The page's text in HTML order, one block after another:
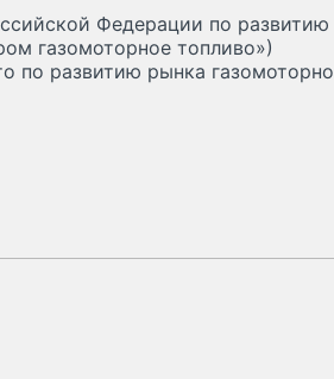
Федерации по развитию
газомоторное топливо»)
по развитию рынка